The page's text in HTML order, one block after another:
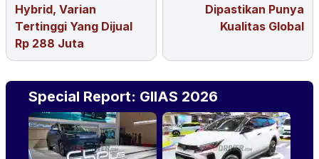
Hybrid, Varian
Tertinggi Yang Dijual
Rp 288 Juta
Dipastikan Punya
Kualitas Global
Special Report: GIIAS 2026